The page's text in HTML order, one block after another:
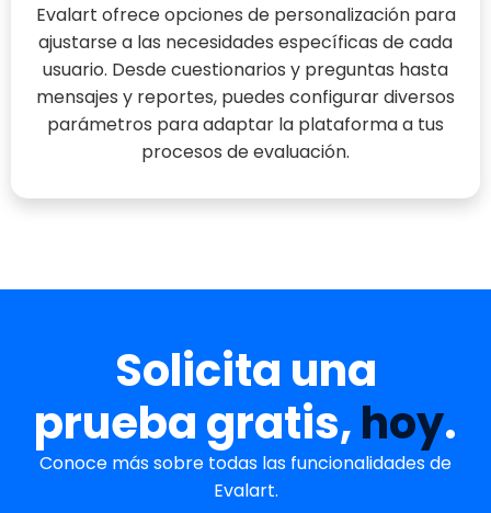
Evalart ofrece opciones de personalización para
ajustarse a las necesidades específicas de cada
usuario. Desde cuestionarios y preguntas hasta
mensajes y reportes, puedes configurar diversos
parámetros para adaptar la plataforma a tus
procesos de evaluación.
Solicita una
prueba gratis,hoy.
Conoce más sobre todas las funcionalidades de
Evalart.